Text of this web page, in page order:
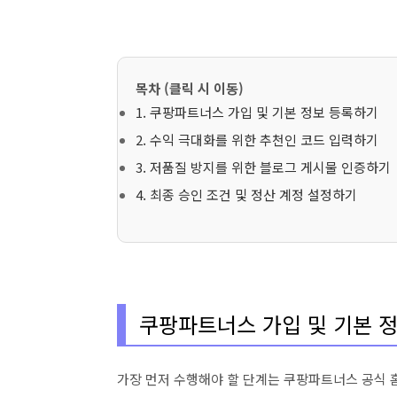
목차 (클릭 시 이동)
1. 쿠팡파트너스 가입 및 기본 정보 등록하기
2. 수익 극대화를 위한 추천인 코드 입력하기
3. 저품질 방지를 위한 블로그 게시물 인증하기
4. 최종 승인 조건 및 정산 계정 설정하기
쿠팡파트너스 가입 및 기본
가장 먼저 수행해야 할 단계는 쿠팡파트너스 공식